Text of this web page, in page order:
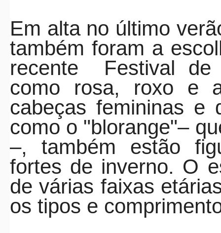
Em alta no último
também foram a
recente
Festival
como rosa, roxo e
cabeças femininas e
como o "blorange"–
–, também estão
fortes de inverno. O
de várias faixas
os tipos e